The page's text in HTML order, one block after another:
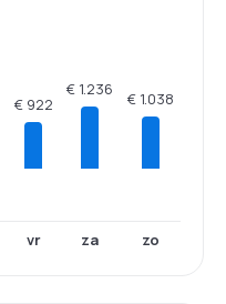
€ 922
vr
€ 1.236
za
€ 1.038
zo